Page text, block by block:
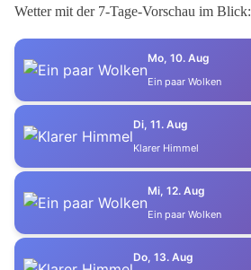
Wetter mit der 7-Tage-Vorschau im Blick:
Mo, 10. Aug
Ein paar Wolken
Di, 11. Aug
Klarer Himmel
Mi, 12. Aug
Ein paar Wolken
Do, 13. Aug